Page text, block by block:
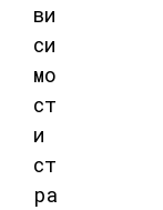
ви
си
мо
ст
и
ст
ра